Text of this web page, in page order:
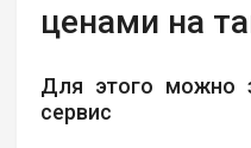
ценами на
Для этого можно
сервис